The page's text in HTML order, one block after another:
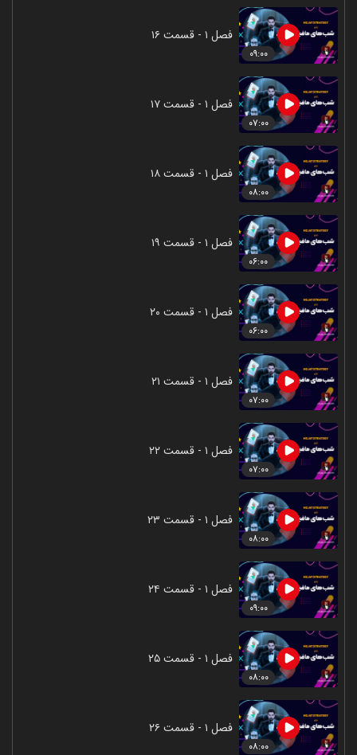
۰۹:۰۰
فصل ۱ - قسمت ۱۶
۰۷:۰۰
فصل ۱ - قسمت ۱۷
۰۸:۰۰
فصل ۱ - قسمت ۱۸
۰۶:۰۰
فصل ۱ - قسمت ۱۹
۰۶:۰۰
فصل ۱ - قسمت ۲۰
۰۷:۰۰
فصل ۱ - قسمت ۲۱
۰۷:۰۰
فصل ۱ - قسمت ۲۲
۰۸:۰۰
فصل ۱ - قسمت ۲۳
۰۹:۰۰
فصل ۱ - قسمت ۲۴
۰۸:۰۰
فصل ۱ - قسمت ۲۵
۰۸:۰۰
فصل ۱ - قسمت ۲۶